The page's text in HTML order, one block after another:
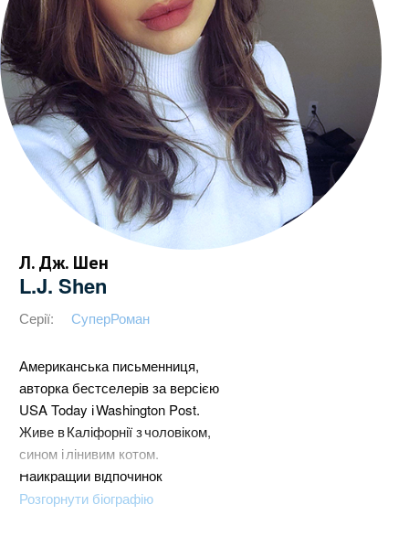
Л. Дж. Шен
L.J. Shen
Серії: СуперРоман
Американська письменниця,
авторка бестселерів за версією
USA Today і Washington Post.
Живе в Каліфорнії з чоловіком,
сином і лінивим котом.
Найкращий відпочинок
для Л. Дж. Шен — гарна книжка
Розгорнути біографію